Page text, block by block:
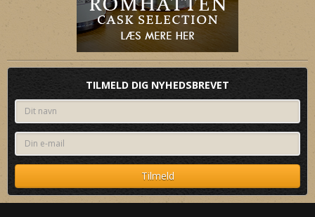
TILMELD DIG NYHEDSBREVET